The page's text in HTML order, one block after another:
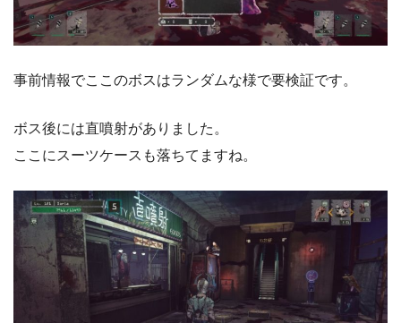
事前情報でここのボスはランダムな様で要検証です。
ボス後には直噴射がありました。
ここにスーツケースも落ちてますね。